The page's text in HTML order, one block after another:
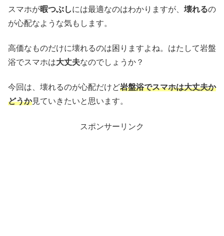
スマホが暇つぶしには最適なのはわかりますが、 壊れるの
が心配なような気もします。
高価なものだけに壊れるのは困りますよね。はたして岩盤
浴でスマホは大丈夫なのでしょうか？
今回は、壊れるのが心配だけど岩盤浴でスマホは大丈夫か
どうか見ていきたいと思います。
スポンサーリンク